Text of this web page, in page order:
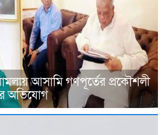
আসামি গণপূর্তের প্রকৌশলী
অভিযোগ